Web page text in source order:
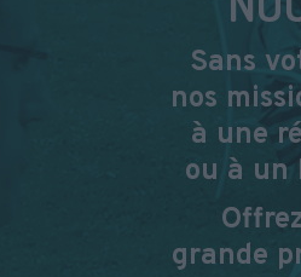
Sans
nos
à une
ou à un
grande